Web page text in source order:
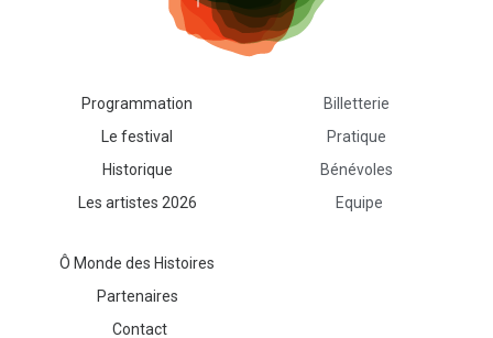
Programmation
Le festival
Historique
Les artistes 2026
Billetterie
Pratique
Bénévoles
Equipe
Ô Monde des Histoires
Partenaires
Contact